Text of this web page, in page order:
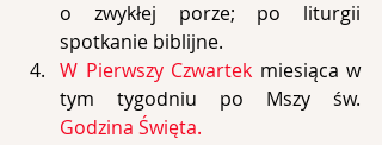
o zwykłej porze; po liturgii
spotkanie biblijne.
W Pierwszy Czwartek miesiąca w
Godzina Święta.